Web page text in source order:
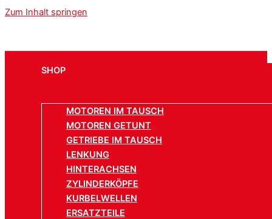
Zum Inhalt springen
SHOP
MOTOREN IM TAUSCH
MOTOREN GETUNT
GETRIEBE IM TAUSCH
LENKUNG
HINTERACHSEN
ZYLINDERKÖPFE
KURBELWELLEN
ERSATZTEILE